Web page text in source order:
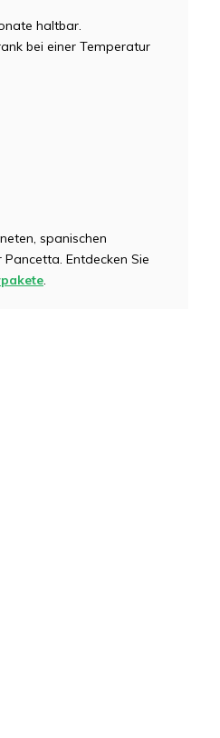
haltbar.
bei einer Temperatur
spanischen
Pancetta. Entdecken Sie
.